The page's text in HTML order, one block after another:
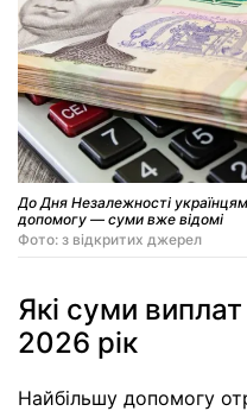
До Дня Незалежності
допомогу — суми вже відомі
Фото: з відкритих джерел
Які суми
2026 рік
Найбільшу допомогу